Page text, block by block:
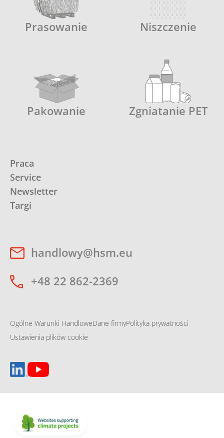
Prasowanie Niszczenie
Pakowanie Zgniatanie PET
Praca
Service
Newsletter
Targi
handlowy@hsm.eu
+48 22 862-2369
Ogólne Warunki HandloweDane firmyPolityka prywatności
Ustawienia plików cookie